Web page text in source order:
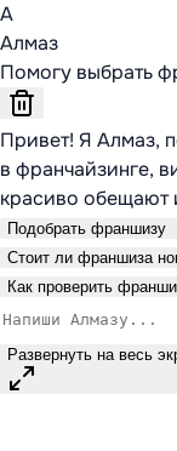
А
Алмаз
Помогу выбрать
Привет! Я Алмаз,
в франчайзинге,
красиво обещают
Подобрать франшизу
Стоит ли франшиза
Как проверить
Развернуть на весь